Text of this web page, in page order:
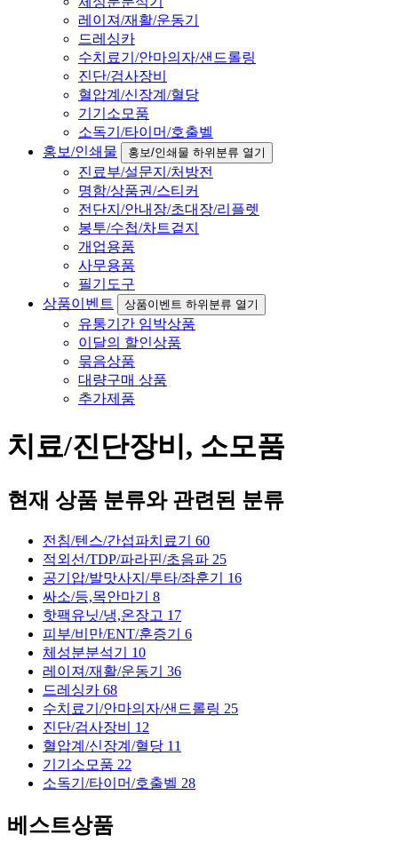
레이져/재활/운동기
드레싱카
수치료기/안마의자/샌드롤링
진단/검사장비
혈압계/신장계/혈당
기기소모품
소독기/타이머/호출벨
홍보/인쇄물
홍보/인쇄물 하위분류 열기
진료부/설문지/처방전
명함/상품권/스티커
전단지/안내장/초대장/리플렛
봉투/수첩/차트겉지
개업용품
사무용품
필기도구
상품이벤트
상품이벤트 하위분류 열기
유통기간 임박상품
이달의 할인상품
묶음상품
대량구매 상품
추가제품
치료/진단장비, 소모품
현재 상품 분류와 관련된 분류
전침/텐스/간섭파치료기 60
적외선/TDP/파라핀/초음파 25
공기압/발맛사지/투타/좌훈기 16
싸소/등,목안마기 8
핫팩유닛/냉,온장고 17
피부/비만/ENT/훈증기 6
체성분분석기 10
레이져/재활/운동기 36
드레싱카 68
수치료기/안마의자/샌드롤링 25
진단/검사장비 12
혈압계/신장계/혈당 11
기기소모품 22
소독기/타이머/호출벨 28
베스트상품